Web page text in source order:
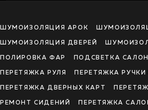
ШУМОИЗОЛЯЦИЯ АРОК
ШУМОИЗОЛЯЦИЯ ДВЕРЕЙ
ПОЛИРОВКА ФАР ПОДСВЕТКА
ПЕРЕТЯЖКА РУЛЯ ПЕРЕТЯЖКА РУЧКИ
ПЕРЕТЯЖКА ДВЕРНЫХ КАРТ
РЕМОНТ СИДЕНИЙ ПЕРЕТЯЖКА